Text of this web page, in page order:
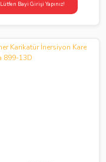
Lütfen Bayi Girişi Yapınız!